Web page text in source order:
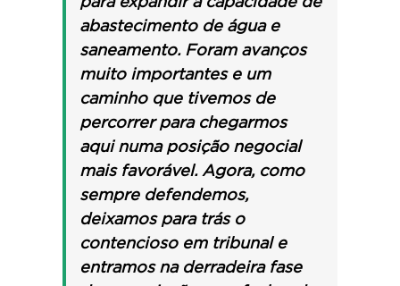
abastecimento de água e
saneamento. Foram avanços
muito importantes e um
caminho que tivemos de
percorrer para chegarmos
aqui numa posição negocial
mais favorável. Agora, como
sempre defendemos,
deixamos para trás o
contencioso em tribunal e
entramos na derradeira fase